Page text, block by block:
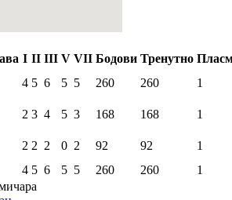
I II III V VII Бодови Тренутно
4 5 6 5 5 260 260
1
2 3 4 5 3 168 168
1
2 2 2 0 2 92 92
1
4 5 6 5 5 260 260
1